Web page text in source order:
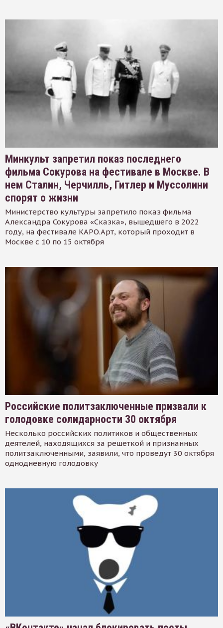
Минкульт запретил показ последнего
фильма Сокурова на фестивале в Москве. В
нем Сталин, Черчилль, Гитлер и Муссолини
спорят о жизни
Министерство культуры запретило показ фильма
Александра Сокурова «Сказка», вышедшего в 2022
году, на фестивале КАРО.Арт, который проходит в
Москве с 10 по 15 октября
Российские политзаключенные призвали к
голодовке солидарности 30 октября
Несколько российских политиков и общественных
деятелей, находящихся за решеткой и признанных
политзаключенными, заявили, что проведут 30 октября
однодневную голодовку